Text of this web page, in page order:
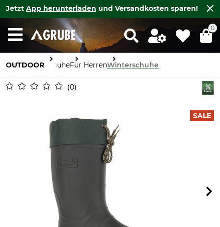
Jetzt App herunterladen und Versandkosten sparen!
0
OUTDOOR SchuheFür HerrenWinterschuhe
0
SALE